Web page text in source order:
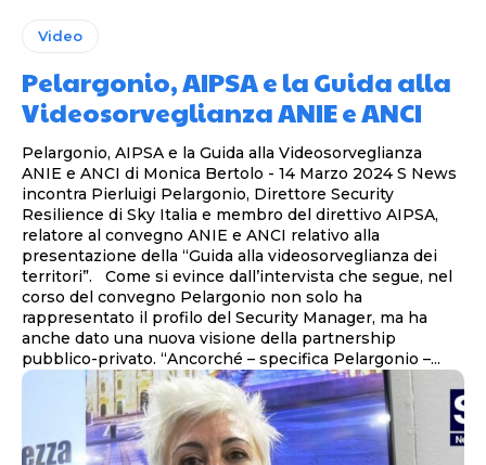
Video
Pelargonio, AIPSA e la Guida alla
Videosorveglianza ANIE e ANCI
Pelargonio, AIPSA e la Guida alla Videosorveglianza
ANIE e ANCI di Monica Bertolo - 14 Marzo 2024 S News
incontra Pierluigi Pelargonio, Direttore Security
Resilience di Sky Italia e membro del direttivo AIPSA,
relatore al convegno ANIE e ANCI relativo alla
presentazione della “Guida alla videosorveglianza dei
territori”. Come si evince dall’intervista che segue, nel
corso del convegno Pelargonio non solo ha
rappresentato il profilo del Security Manager, ma ha
anche dato una nuova visione della partnership
pubblico-privato. “Ancorché – specifica Pelargonio –...